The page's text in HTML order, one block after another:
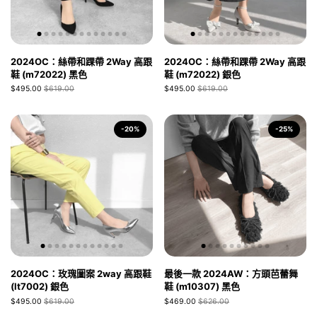
2024OC：絲帶和踝帶 2Way 高跟
鞋 (m72022) 黑色
$495.00 $619.00
2024OC：絲帶和踝帶 2Way 高跟
鞋 (m72022) 銀色
$495.00 $619.00
2024OC：玫瑰圖案 2way 高跟鞋
(lt7002) 銀色
$495.00 $619.00
-20%
最後一款 2024AW：方頭芭蕾舞
鞋 (m10307) 黑色
$469.00 $626.00
-25%